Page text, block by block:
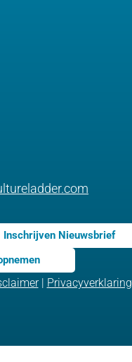
Inschrijven Nieuwsbrief
| Privacyverklaring